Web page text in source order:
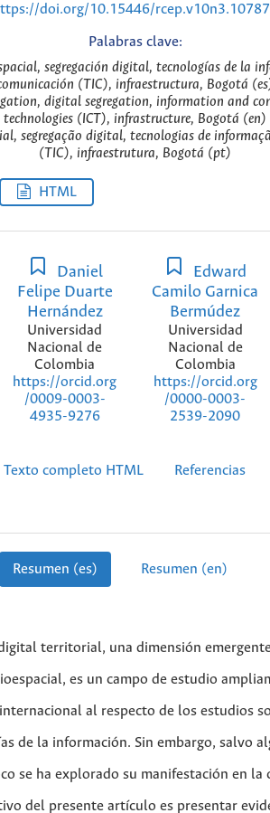
doi.org/10.15446/
Palabras clave:
segregación digital, tecnologías de la
(TIC), infraestructura, Bogotá
digital segregation, information and
technologies (ICT), infrastructure, Bogotá (en)
segregação digital, tecnologias de
(TIC), infraestrutura, Bogotá (pt)
HTML
Daniel
Felipe Duarte
Hernández
Universidad
Nacional de
Colombia
https://orcid.org
/0009-0003-
4935-9276
Edward
Camilo Garnica
Bermúdez
Universidad
Nacional de
Colombia
https://orcid.org
/0000-0003-
2539-2090
Texto completo HTML Referencias
Resumen (es) Resumen (en)
digital territorial, una dimensión
es un campo de estudio
al respecto de los estudios
de la información. Sin embargo, salvo
se ha explorado su manifestación en la
del presente artículo es presentar